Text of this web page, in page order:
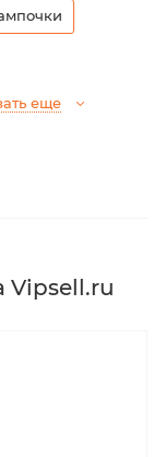
еще
Vipsell.ru